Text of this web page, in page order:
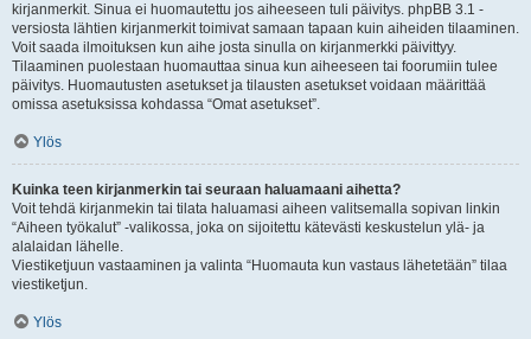
kirjanmerkit. Sinua ei huomautettu jos aiheeseen tuli päivitys. phpBB 3.1 -
versiosta lähtien kirjanmerkit toimivat samaan tapaan kuin aiheiden tilaaminen.
Voit saada ilmoituksen kun aihe josta sinulla on kirjanmerkki päivittyy.
Tilaaminen puolestaan huomauttaa sinua kun aiheeseen tai foorumiin tulee
päivitys. Huomautusten asetukset ja tilausten asetukset voidaan määrittää
omissa asetuksissa kohdassa “Omat asetukset”.
Ylös
Kuinka teen kirjanmerkin tai seuraan haluamaani aihetta?
Voit tehdä kirjanmekin tai tilata haluamasi aiheen valitsemalla sopivan linkin
“Aiheen työkalut” -valikossa, joka on sijoitettu kätevästi keskustelun ylä- ja
alalaidan lähelle.
Viestiketjuun vastaaminen ja valinta “Huomauta kun vastaus lähetetään” tilaa
viestiketjun.
Ylös